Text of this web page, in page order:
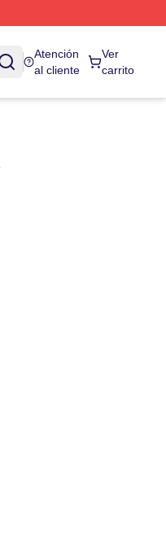
Atención
al cliente
Ver
carrito